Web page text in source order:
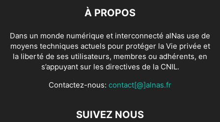
À PROPOS
Dans un monde numérique et interconnecté alNas use de
moyens techniques actuels pour protéger la Vie privée et
la liberté de ses utilisateurs, membres ou adhérents, en
s’appuyant sur les directives de la CNIL.
Contactez-nous: contact[@]alnas.fr
SUIVEZ NOUS